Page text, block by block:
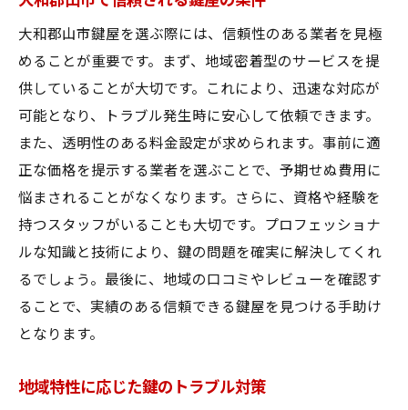
地域特性を熟知した鍵屋の利点
地元を知り尽くした鍵屋の信頼性
地域密着型の鍵屋が選ばれる背景
大和郡山市での長年の実績が示す信頼性
地域事情に精通する鍵屋の選び方
地元の特性に合わせた鍵のトラブル対応法
迅速対応がもたらす鍵トラブルの安心感
大和郡山市鍵屋の迅速性を左右する要因
即応態勢が整った鍵屋の選び方
安心を提供する鍵屋の迅速な対応事例
大和郡山市鍵屋を選ぶ際には、信頼性のある業者を見極
めることが重要です。まず、地域密着型のサービスを提
供していることが大切です。これにより、迅速な対応が
可能となり、トラブル発生時に安心して依頼できます。
また、透明性のある料金設定が求められます。事前に適
正な価格を提示する業者を選ぶことで、予期せぬ費用に
悩まされることがなくなります。さらに、資格や経験を
持つスタッフがいることも大切です。プロフェッショナ
ルな知識と技術により、鍵の問題を確実に解決してくれ
るでしょう。最後に、地域の口コミやレビューを確認す
ることで、実績のある信頼できる鍵屋を見つける手助け
となります。
地域特性に応じた鍵のトラブル対策